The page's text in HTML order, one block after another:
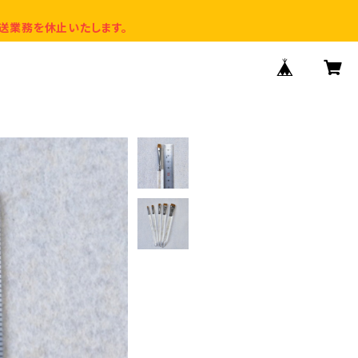
務を休止いたします。